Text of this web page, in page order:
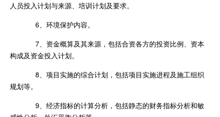
人员投入计划与来源、培训计划及要求。
6、环境保护内容。
7、资金概算及其来源，包括合资各方的投资比例、资本
构成及资金投入计划。
8、项目实施的综合计划，包括项目实施进程及施工组织
规划等。
9、经济指标的计算分析，包括静态的财务指标分析和敏